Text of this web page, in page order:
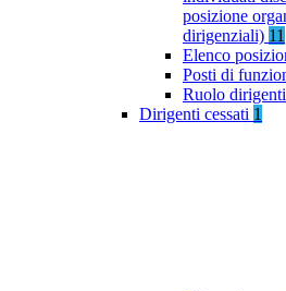
posizione
dirigenziali) 11
Elenco
Posti di
Ruolo dirigenti
Dirigenti cessati 1